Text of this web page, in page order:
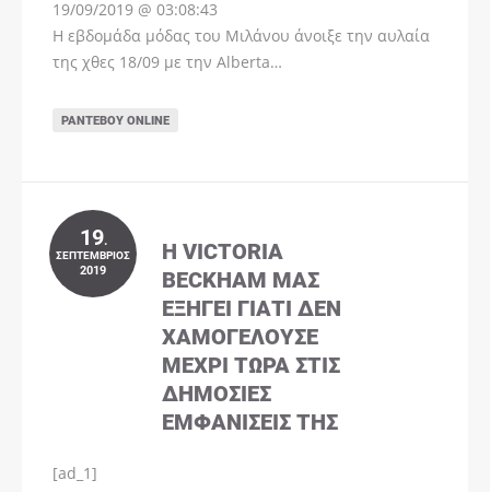
19/09/2019 @ 03:08:43
Η εβδομάδα μόδας του Μιλάνου άνοιξε την αυλαία
της χθες 18/09 με την Alberta…
ΡΑΝΤΕΒΟΎ ONLINE
19.
ΣΕΠΤΈΜΒΡΙΟΣ
2019
Η VICTORIA
BECKHAM ΜΑΣ
ΕΞΗΓΕΊ ΓΙΑΤΊ ΔΕΝ
ΧΑΜΟΓΕΛΟΎΣΕ
ΜΈΧΡΙ ΤΏΡΑ ΣΤΙΣ
ΔΗΜΌΣΙΕΣ
ΕΜΦΑΝΊΣΕΙΣ ΤΗΣ
[ad_1]